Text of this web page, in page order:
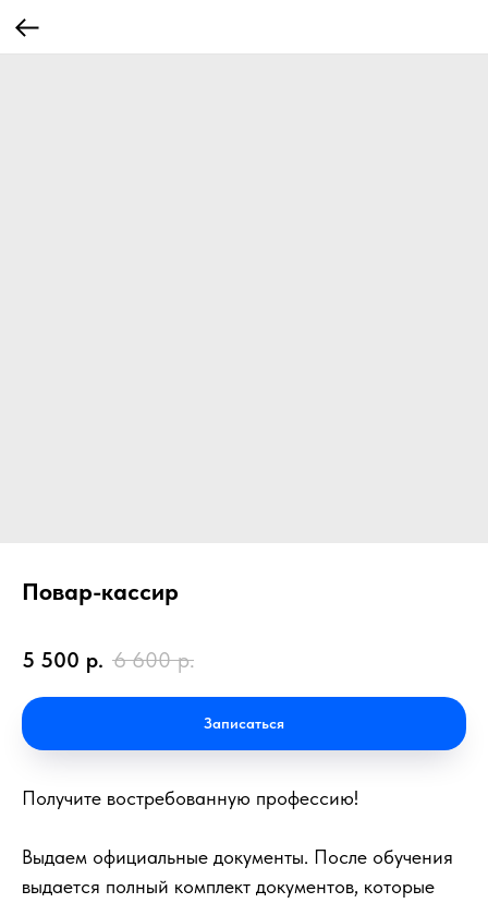
Повар-кассир
5 500 р. 6 600 р.
Записаться
Получите востребованную профессию!
Выдаем официальные документы. После обучения
выдается полный комплект документов, которые